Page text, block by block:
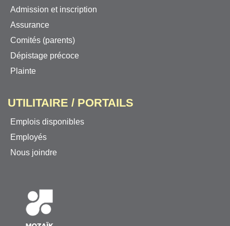
Admission et inscription
Assurance
Comités (parents)
Dépistage précoce
Plainte
UTILITAIRE / PORTAILS
Emplois disponibles
Employés
Nous joindre